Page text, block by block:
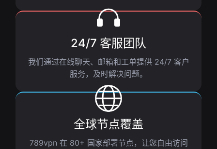
24/7 客服团队
我们通过在线聊天、邮箱和工单提供 24/7 客户
服务，及时解决问题。
全球节点覆盖
789vpn 在 80+ 国家部署节点，让您自由访问